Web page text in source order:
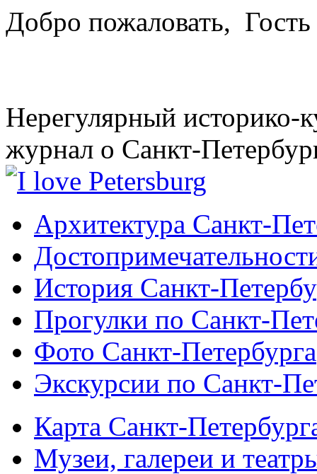
Добро пожаловать, Гость
Нерегулярный историко-
журнал о Санкт-
Архитектура Санкт-
История Санкт-
Прогулки по Санкт-
Фото Санкт-Петербурга
Экскурсии по Санкт-
Карта Санкт-
Музеи, галереи и